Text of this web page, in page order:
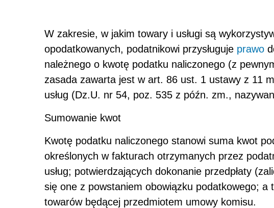
W zakresie, w jakim towary i usługi są
opodatkowanych, podatnikowi przysługuje prawo
należnego o kwotę podatku naliczonego (z
zasada zawarta jest w art. 86 ust. 1 ustawy z 11
usług (Dz.U. nr 54, poz. 535 z późn. zm.,
Sumowanie kwot
Kwotę podatku naliczonego stanowi suma kwot
określonych w fakturach otrzymanych przez
usług; potwierdzających dokonanie przedpłaty
się one z powstaniem obowiązku podatkowego; a
towarów będącej przedmiotem umowy komisu.